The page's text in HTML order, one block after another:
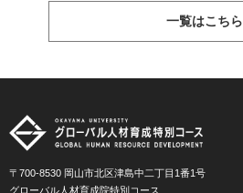
一覧はこちら
〒700-8530 岡山市北区津島中二丁目1番1号
グローバル人材育成院特別コース